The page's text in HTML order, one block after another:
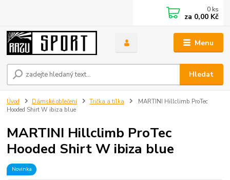
Menu
Hledat
0 ks
za 0,00 Kč
Úvod Dámské oblečení Trička a tílka
MARTINI Hillclimb ProTec
Hooded Shirt W ibiza blue
MARTINI Hillclimb ProTec
Hooded Shirt W ibiza blue
Novinka